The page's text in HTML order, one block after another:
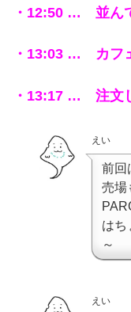
・12:50 … 並ん
・13:03 … カフ
・13:17 … 注文
えい
前回
売場
はち
～
えい